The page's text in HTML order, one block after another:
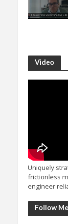
Video
Uniquely
frictionless
engineer
Follow Me